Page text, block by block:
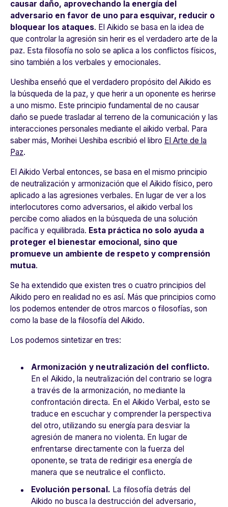
causar daño, aprovechando la energía del
adversario en favor de uno para esquivar, reducir o
bloquear los ataques. El Aikido se basa en la idea de
que controlar la agresión sin herir es el verdadero arte de la
paz. Esta filosofía no solo se aplica a los conflictos físicos,
sino también a los verbales y emocionales.
Ueshiba enseñó que el verdadero propósito del Aikido es
la búsqueda de la paz, y que herir a un oponente es herirse
a uno mismo. Este principio fundamental de no causar
daño se puede trasladar al terreno de la comunicación y las
interacciones personales mediante el aikido verbal. Para
saber más, Morihei Ueshiba escribió el libro El Arte de la
Paz.
El Aikido Verbal entonces, se basa en el mismo principio
de neutralización y armonización que el Aikido físico, pero
aplicado a las agresiones verbales. En lugar de ver a los
interlocutores como adversarios, el aikido verbal los
percibe como aliados en la búsqueda de una solución
pacífica y equilibrada. Esta práctica no solo ayuda a
proteger el bienestar emocional, sino que
promueve un ambiente de respeto y comprensión
mutua.
Se ha extendido que existen tres o cuatro principios del
Aikido pero en realidad no es así. Más que principios como
los podemos entender de otros marcos o filosofías, son
como la base de la filosofía del Aikido.
Los podemos sintetizar en tres:
Armonización y neutralización del conflicto.
En el Aikido, la neutralización del contrario se logra
a través de la armonización, no mediante la
confrontación directa. En el Aikido Verbal, esto se
traduce en escuchar y comprender la perspectiva
del otro, utilizando su energía para desviar la
agresión de manera no violenta. En lugar de
enfrentarse directamente con la fuerza del
oponente, se trata de redirigir esa energía de
manera que se neutralice el conflicto.
Evolución personal. La filosofía detrás del
Aikido no busca la destrucción del adversario,